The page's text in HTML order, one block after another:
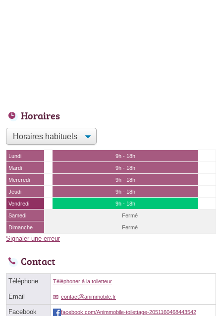
Horaires
Lundi
9h - 18h
Mardi
9h - 18h
Mercredi
9h - 18h
Jeudi
9h - 18h
Vendredi
9h - 18h
Samedi
Fermé
Dimanche
Fermé
Signaler une erreur
Contact
Téléphone Téléphoner à la toiletteur
Email contactⓐanimmobile.fr
Facebook facebook.com/Animmobile-toilettage-2051160468443542